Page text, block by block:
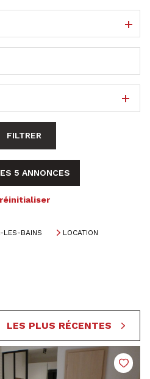
FILTRER
5 ANNONCES
réinitialiser
LES-BAINS
LOCATION
LES PLUS RÉCENTES